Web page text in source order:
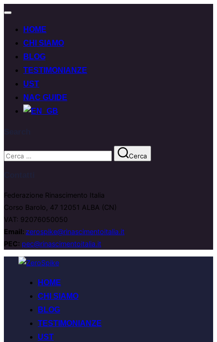
Attiva/disattiva
HOME
CHI SIAMO
BLOG
TESTIMONIANZE
UST
NAC GUIDE
Cerca
per:
Cerca
Federazione Rinascimento Italia
Corso Barolo, 47 12051 ALBA (CN)
VAT: 92076050050
Email: zerospike@rinascimentoitalia.it
PEC: pec@rinascimentoitalia.it
Salta
contenuto
HOME
CHI SIAMO
BLOG
TESTIMONIANZE
UST